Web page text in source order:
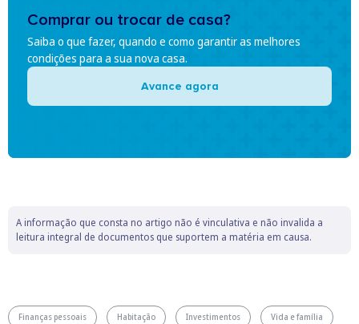
Comprar ou trocar de casa?
Saiba o que fazer, quando e como garantir as melhores
condições para a sua nova casa.
Avance agora
A informação que consta no artigo não é vinculativa e não invalida a
leitura integral de documentos que suportem a matéria em causa.
Finanças pessoais Habitação Investimentos Vida e família